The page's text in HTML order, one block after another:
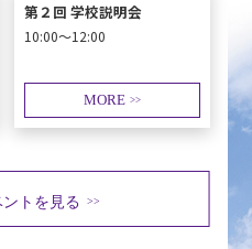
第２回 学校説明会
10:00～12:00
MORE>>
トを見る >>